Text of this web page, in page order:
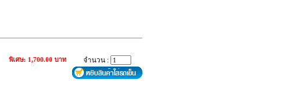
พิเศษ: 1,700.00 บาท จำนวน :